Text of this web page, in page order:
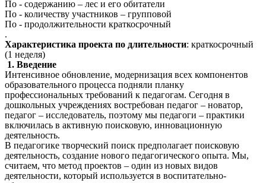
По - содержанию – лес и его обитатели
По - количеству участников – групповой
По - продолжительности краткосрочный
.
Характеристика проекта по длительности: краткосрочный
(1 неделя)
1. Введение
Интенсивное обновление, модернизация всех компонентов
образовательного процесса подняли планку
профессиональных требований к педагогам. Сегодня в
дошкольных учреждениях востребован педагог – новатор,
педагог – исследователь, поэтому мы педагоги – практики
включилась в активную поисковую, инновационную
деятельность.
В педагогике творческий поиск предполагает поисковую
деятельность, создание нового педагогического опыта. Мы,
считаем, что метод проектов – один из новых видов
деятельности, который используется в воспитательно-